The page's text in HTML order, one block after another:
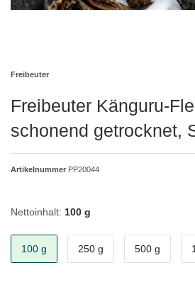
Freibeuter
Freibeuter
schonend getrocknet,
Artikelnummer PP20044
Nettoinhalt: 100 g
100 g 250 g 500 g